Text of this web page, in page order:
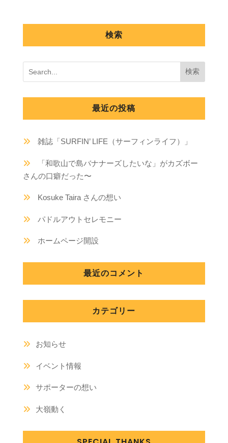
検索
最近の投稿
雑誌「SURFIN’ LIFE（サーフィンライフ）」
「和歌山で島バナナーズしたいな」がカズボー
さんの口癖だった〜
Kosuke Taira さんの想い
パドルアウトセレモニー
ホームページ開設
最近のコメント
カテゴリー
お知らせ
イベント情報
サポーターの想い
大嶺動く